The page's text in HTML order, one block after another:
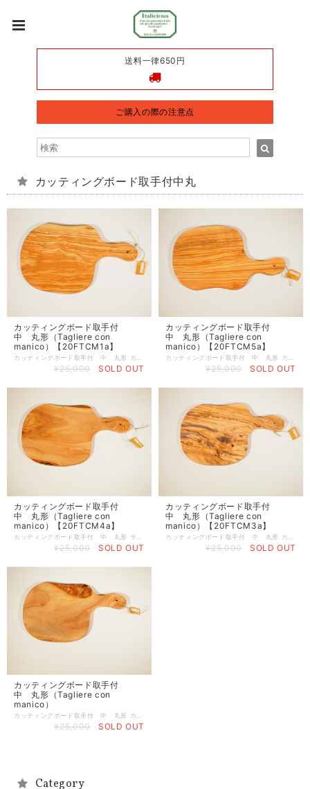
送料一律650円
ご購入の際の注意点
カッティングボード取手付中丸
カッティングボード取手付
中 丸形（Tagliere con
manico）【20FTCM1a】
¥25,000 SOLD OUT
カッティングボード取手付
中 丸形（Tagliere con
manico）【20FTCM5a】
¥25,000 SOLD OUT
カッティングボード取手付
中 丸形（Tagliere con
manico）【20FTCM4a】
¥25,000 SOLD OUT
カッティングボード取手付
中 丸形（Tagliere con
manico）【20FTCM3a】
¥25,000 SOLD OUT
カッティングボード取手付
中 丸形（Tagliere con
manico）
カッティングボード取手付 中 丸形 カッティングボードとしても、チーズ用ボードとしても使用できます。 サイズ：40cm×23.5cm 厚み2cm 重さ：1.3kg
¥25,000 SOLD OUT
Category